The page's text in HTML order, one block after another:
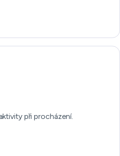
při procházení.